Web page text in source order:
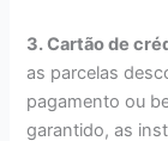
3. Cartão de
as parcelas
pagamento ou
garantido, as